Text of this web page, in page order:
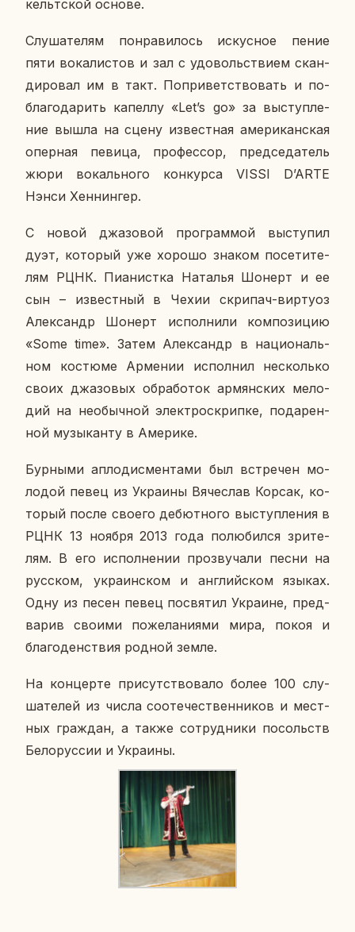
кельт­ской основе.
Слу­ша­те­лям по­нра­ви­лось ис­кус­ное пение
пяти во­ка­ли­стов и зал с удо­воль­стви­ем скан­
ди­ро­вал им в такт. По­при­вет­ство­вать и по­
бла­го­да­рить ка­пел­лу «Let’s go» за вы­ступ­ле­
ние вышла на сцену из­вест­ная аме­ри­кан­ская
опер­ная певица, про­фес­сор, пред­се­да­тель
жюри во­каль­но­го кон­кур­са VISSI D’ARTE
Нэнси Хен­нин­гер.
С новой джа­зо­вой про­грам­мой вы­сту­пил
дуэт, ко­то­рый уже хорошо знаком по­се­ти­те­
лям РЦНК. Пи­а­нист­ка На­та­лья Шонерт и ее
сын – из­вест­ный в Чехии скри­пач-вир­ту­оз
Алек­сандр Шонерт ис­пол­ни­ли ком­по­зи­цию
«Some time». Затем Алек­сандр в на­ци­о­наль­
ном ко­стю­ме Ар­ме­нии ис­пол­нил несколь­ко
своих джа­зо­вых об­ра­бо­ток ар­мян­ских ме­ло­
дий на необыч­ной элек­тро­скрип­ке, по­да­рен­
ной му­зы­кан­ту в Аме­ри­ке.
Бур­ны­ми ап­ло­дис­мен­та­ми был встре­чен мо­
ло­дой певец из Укра­и­ны Вя­че­слав Корсак, ко­
то­рый после своего де­бют­но­го вы­ступ­ле­ния в
РЦНК 13 ноября 2013 года по­лю­бил­ся зри­те­
лям. В его ис­пол­не­нии про­зву­ча­ли песни на
рус­ском, укра­ин­ском и ан­глий­ском языках.
Одну из песен певец по­свя­тил Укра­ине, пред­
ва­рив своими по­же­ла­ни­я­ми мира, покоя и
бла­го­ден­ствия родной земле.
На кон­цер­те при­сут­ство­ва­ло более 100 слу­
ша­те­лей из числа со­оте­че­ствен­ни­ков и мест­
ных граж­дан, а также со­труд­ни­ки по­сольств
Бе­ло­рус­сии и Укра­и­ны.